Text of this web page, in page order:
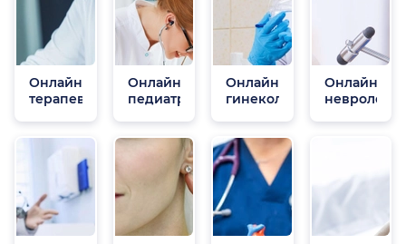
Онлайн
терапевты
Онлайн
педиатры
Онлайн
гинекологи
Онлайн
неврологи